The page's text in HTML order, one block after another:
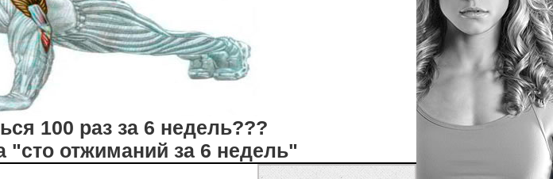
100 раз за 6 недель???
"сто отжиманий за 6 недель"